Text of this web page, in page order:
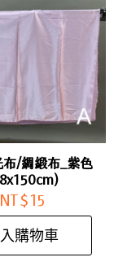
/綢緞布_紫色
NT$ 15
購物車